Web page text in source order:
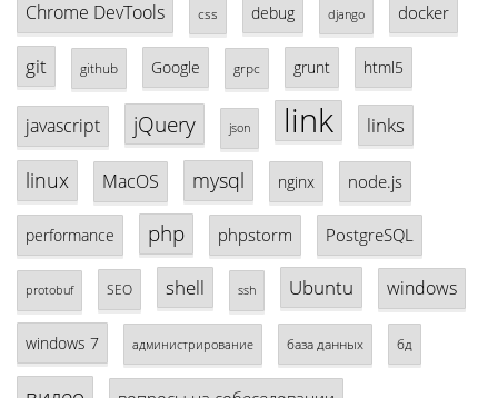
Chrome DevTools css debug django docker
git github Google grpc grunt html5
javascript jQuery json link links
linux MacOS mysql nginx node.js
performance php phpstorm PostgreSQL
protobuf SEO shell ssh Ubuntu windows
windows 7 администрирование база данных бд